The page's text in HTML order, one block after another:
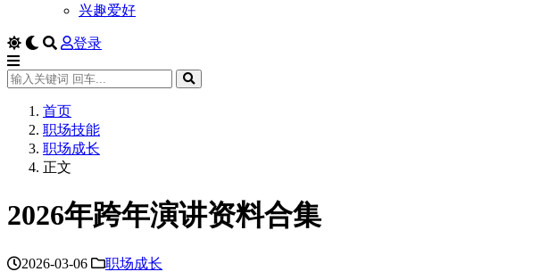
兴趣爱好
登录
首页
职场技能
职场成长
正文
2026年跨年演讲资料合集
2026-03-06 职场成长